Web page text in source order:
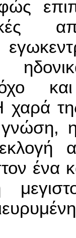
χαρά
η
ένα